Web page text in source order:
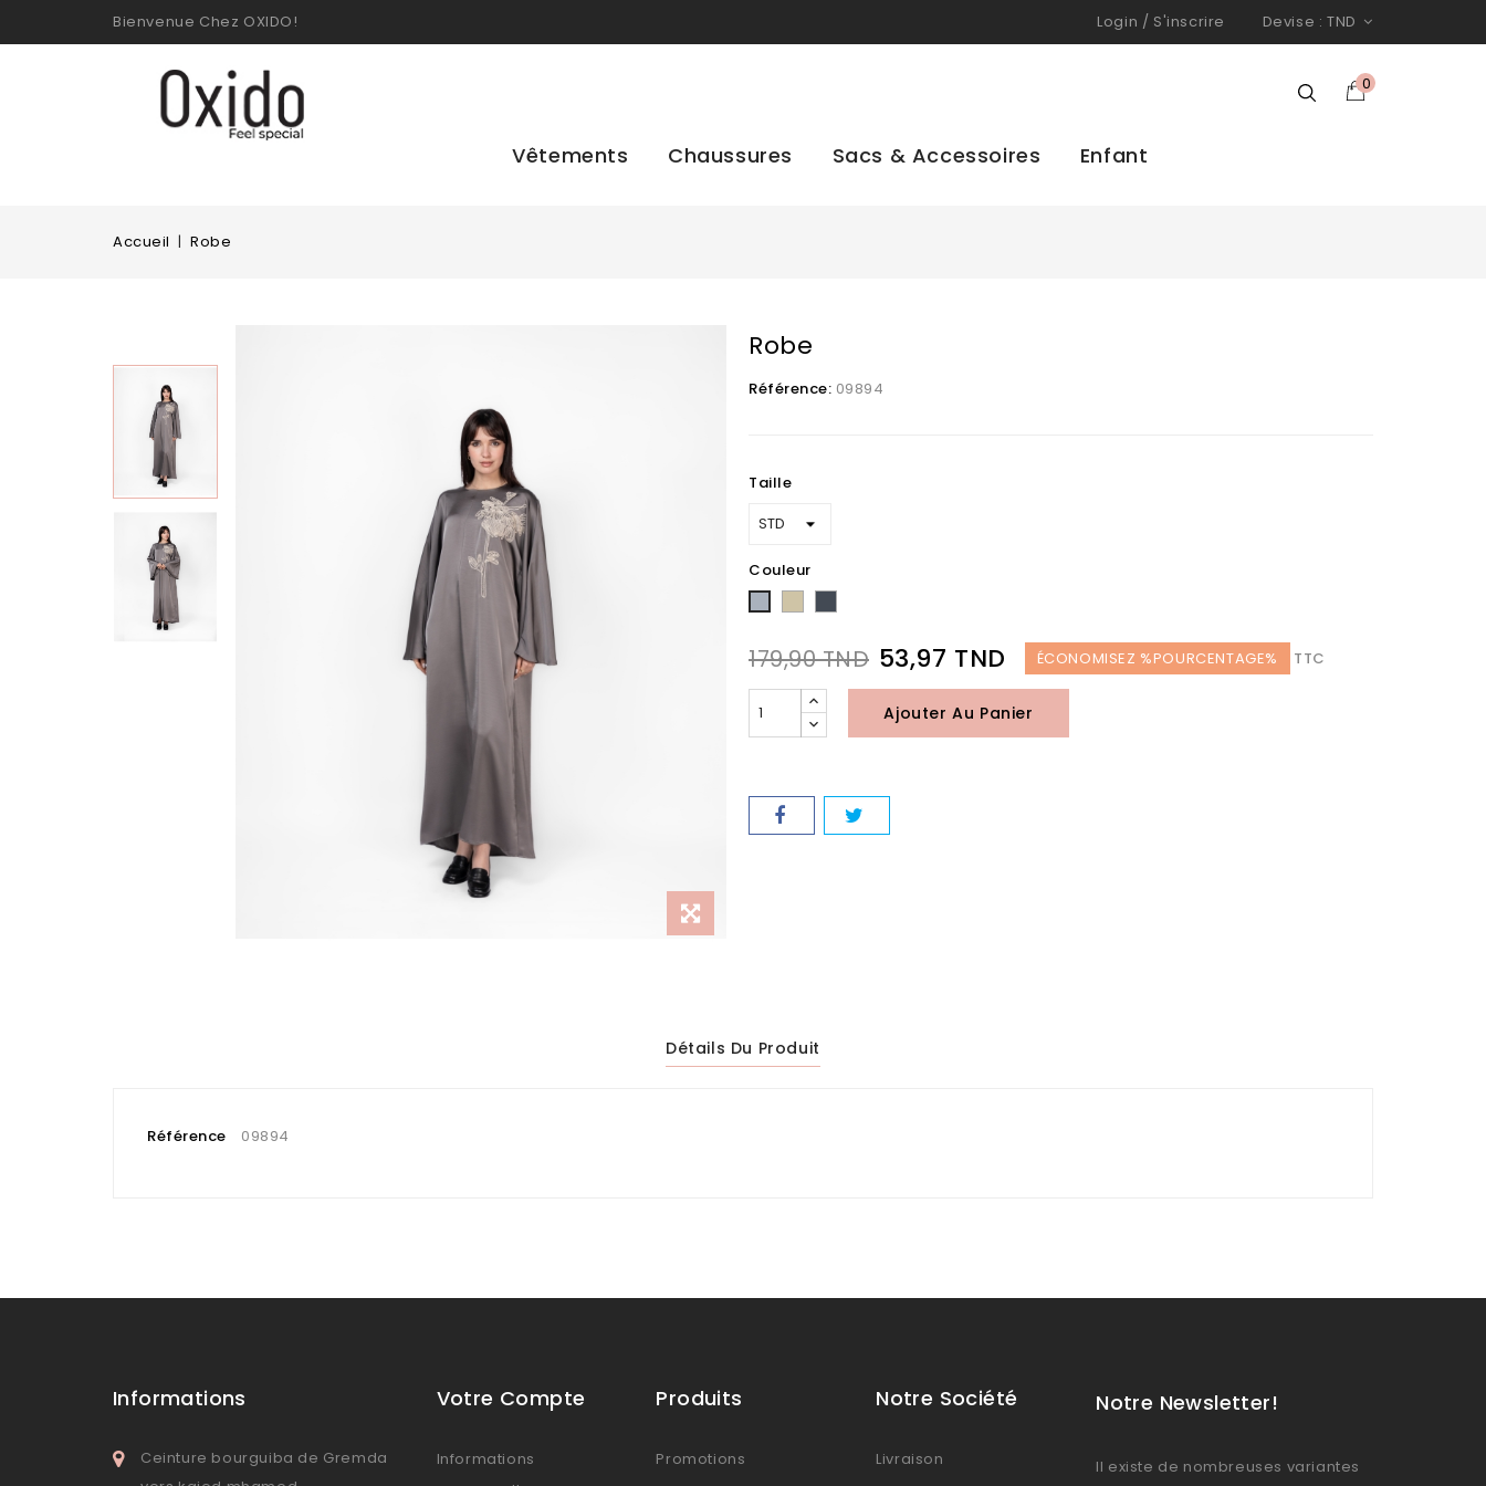
Bienvenue Chez OXIDO! Login / S'inscrire Devise : TND
0
Vêtements Chaussures Sacs & Accessoires Enfant
Accueil Robe
Robe
Référence: 09894
Taille
Couleur
Gris
179,90 TND 53,97 TND ÉCONOMISEZ %POURCENTAGE% TTC
Ajouter Au Panier
Détails Du Produit
Référence 09894
Informations
Ceinture bourguiba de Gremda
Votre Compte
Informations
Produits
Promotions
Notre Société
Livraison
Notre Newsletter!
Il existe de nombreuses variantes